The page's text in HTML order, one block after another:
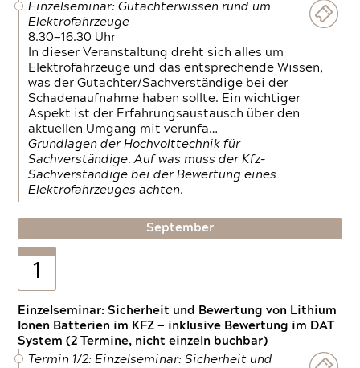
Einzelseminar: Gutachterwissen rund um
Elektrofahrzeuge
8.30—16.30 Uhr
In dieser Veranstaltung dreht sich alles um
Elektrofahrzeuge und das entsprechende Wissen,
was der Gutachter/Sachverständige bei der
Schadenaufnahme haben sollte. Ein wichtiger
Aspekt ist der Erfahrungsaustausch über den
aktuellen Umgang mit verunfa…
Grundlagen der Hochvolttechnik für
Sachverständige. Auf was muss der Kfz-
Sachverständige bei der Bewertung eines
Elektrofahrzeuges achten.
September
1
Einzelseminar: Sicherheit und Bewertung von Lithium
Ionen Batterien im KFZ — inklusive Bewertung im DAT
System (2 Termine, nicht einzeln buchbar)
Termin 1/2: Einzelseminar: Sicherheit und